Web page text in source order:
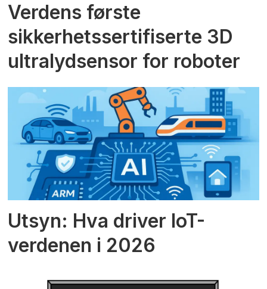
Verdens første
sikkerhetssertifiserte 3D
ultralydsensor for roboter
Utsyn: Hva driver IoT-
verdenen i 2026